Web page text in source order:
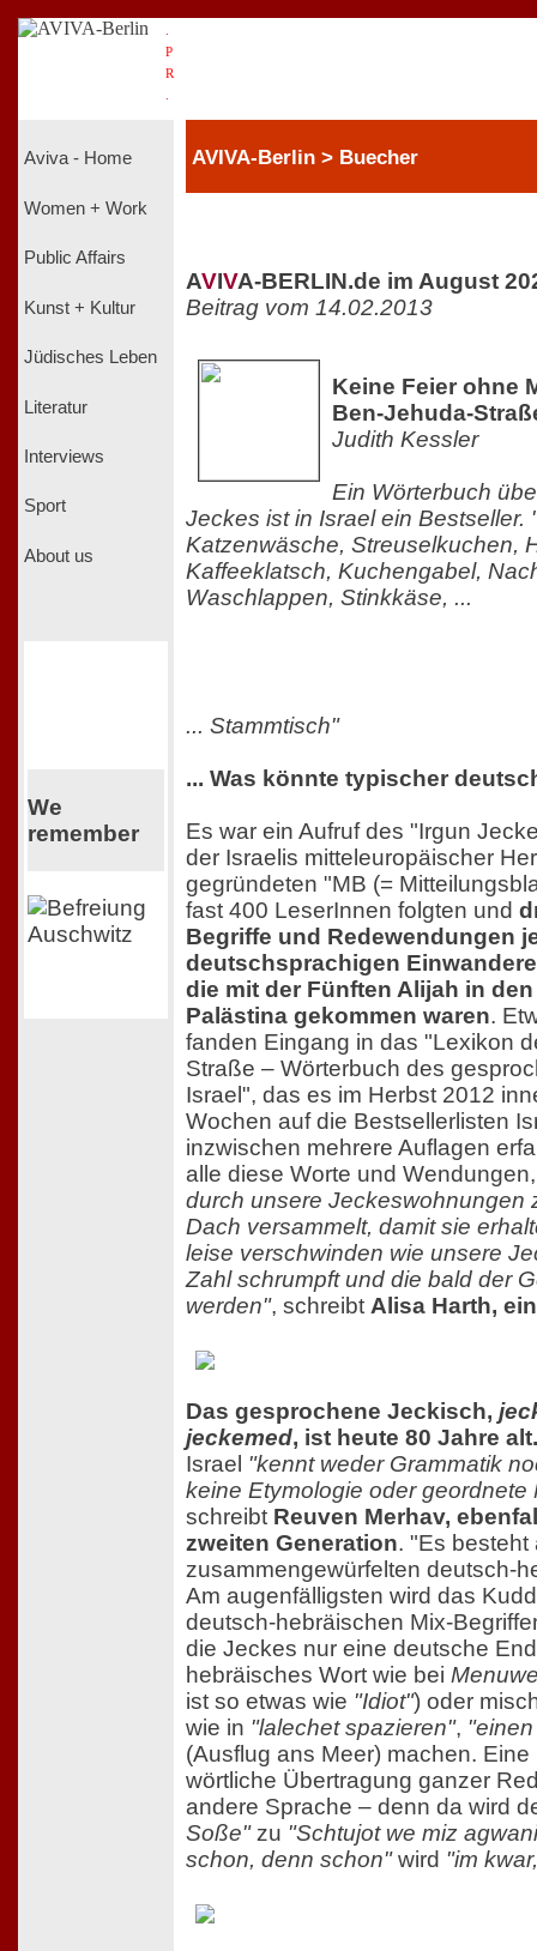
P
R
Aviva - Home
Women + Work
Public Affairs
Kunst + Kultur
Jüdisches Leben
Literatur
Interviews
Sport
About us
We
remember
AVIVA-Berlin > Buecher
AVIVA-BERLIN.de im August
Beitrag vom 14.02.2013
Keine Feier ohne
Ben-Jehuda-
Judith Kessler
Ein Wörterbuch
Jeckes ist in Israel ein Bestseller.
Katzenwäsche, Streuselkuchen,
Kaffeeklatsch, Kuchengabel,
Waschlappen, Stinkkäse, ...
... Stammtisch"
... Was könnte typischer
Es war ein Aufruf des "Irgun
der Israelis mitteleuropäischer
gegründeten "MB (=
fast 400 LeserInnen folgten und
Begriffe und Redewendungen
deutschsprachigen
die mit der Fünften Alijah in
Palästina gekommen waren.
fanden Eingang in das "Lexikon
Straße – Wörterbuch des
Israel", das es im Herbst 2012
Wochen auf die Bestsellerlisten
inzwischen mehrere Auflagen
alle diese Worte und
durch unsere Jeckeswohnungen
Dach versammelt, damit sie
leise verschwinden wie unsere
Zahl schrumpft und die bald der
werden", schreibt Alisa Harth,
Das gesprochene Jeckisch,
jeckemed, ist heute 80 Jahre alt.
Israel "kennt weder Grammatik
keine Etymologie oder geordnete
schreibt Reuven Merhav,
zweiten Generation. "Es
zusammengewürfelten deutsch-
Am augenfälligsten wird das
deutsch-hebräischen Mix-
die Jeckes nur eine deutsche
hebräisches Wort wie bei
ist so etwas wie "Idiot") oder
wie in "lalechet spazieren",
(Ausflug ans Meer) machen.
wörtliche Übertragung ganzer
andere Sprache – denn da wird
Soße"zu "Schtujot we miz
schon, denn schon"wird "im